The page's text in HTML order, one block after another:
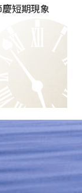
短期現象